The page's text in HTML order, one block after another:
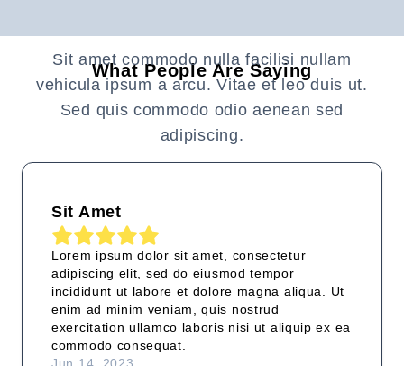
What People Are Saying
Sit amet commodo nulla facilisi nullam
vehicula ipsum a arcu. Vitae et leo duis ut.
Sed quis commodo odio aenean sed
adipiscing.
Sit Amet
Lorem ipsum dolor sit amet, consectetur
adipiscing elit, sed do eiusmod tempor
incididunt ut labore et dolore magna aliqua. Ut
enim ad minim veniam, quis nostrud
exercitation ullamco laboris nisi ut aliquip ex ea
commodo consequat.